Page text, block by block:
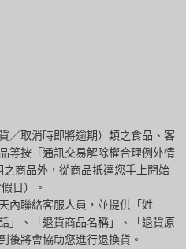
／取消時即將逾期）類之食品、客
等按「通訊交易解除權合理例外情
商品外，從商品抵達您手上開始
日）。
內聯絡客服人員，並提供「姓
」、「退貨商品名稱」、「退貨原
後將會協助您進行退換貨。